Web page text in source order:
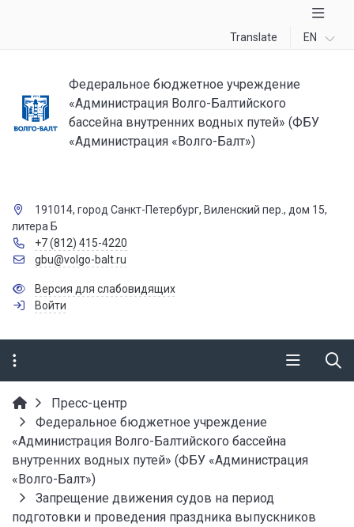
Translate EN
Федеральное бюджетное учреждение
«Администрация Волго-Балтийского
бассейна внутренних водных путей» (ФБУ
«Администрация «Волго-Балт»)
191014, город Санкт-Петербург, Виленский пер., дом 15,
литера Б
+7 (812) 415-4220
gbu@volgo-balt.ru
Версия для слабовидящих
Войти
Пресс-центр
Федеральное бюджетное учреждение
«Администрация Волго-Балтийского бассейна
внутренних водных путей» (ФБУ «Администрация
«Волго-Балт»)
Запрещение движения судов на период
подготовки и проведения праздника выпускников